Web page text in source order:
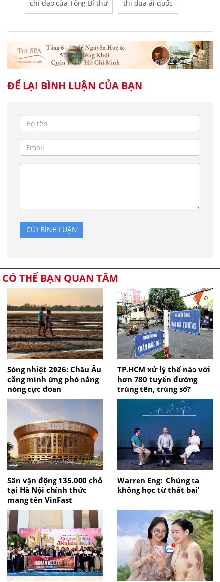
chỉ đạo của Tổng Bí thư thi đua ái quốc
ĐỂ LẠI BÌNH LUẬN CỦA BẠN
GỬI BÌNH LUẬN
CÓ THỂ BẠN QUAN TÂM
Sóng nhiệt 2026: Châu Âu
căng mình ứng phó nắng
nóng cực đoan
TP.HCM xử lý thế nào với
hơn 780 tuyến đường
trùng tên, trùng số?
Sân vận động 135.000 chỗ
tại Hà Nội chính thức
mang tên VinFast
Warren Eng: 'Chúng ta
không học từ thất bại'